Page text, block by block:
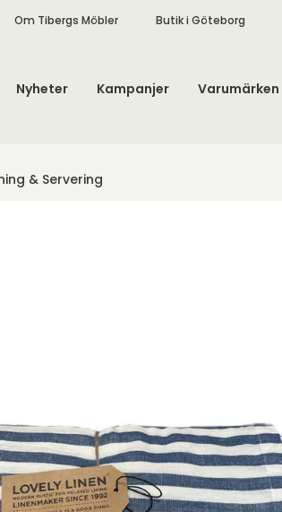
Om Tibergs Möbler Butik i Göteborg
Nyheter Kampanjer Varumärken
& Servering